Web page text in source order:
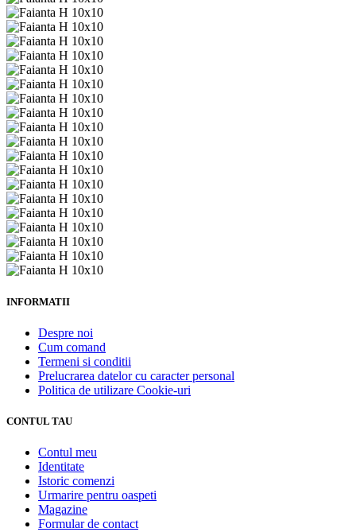
INFORMATII
Despre noi
Cum comand
Termeni si conditii
Prelucrarea datelor cu caracter personal
Politica de utilizare Cookie-uri
CONTUL TAU
Contul meu
Identitate
Istoric comenzi
Urmarire pentru oaspeti
Magazine
Formular de contact